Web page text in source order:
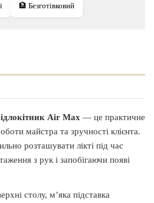
🏦 Безготівковий
Air Max — це практичне
майстра та зручності клієнта.
розташувати лікті під час
з рук і запобігаючи появі
столу, м’яка підставка